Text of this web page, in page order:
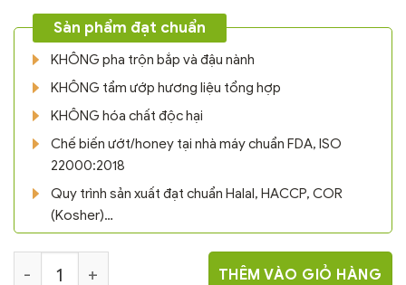
Sản phẩm đạt chuẩn
KHÔNG pha trộn bắp và đậu nành
KHÔNG tẩm ướp hương liệu tổng hợp
KHÔNG hóa chất độc hại
Chế biến ướt/honey tại nhà máy chuẩn FDA, ISO
22000:2018
Quy trình sản xuất đạt chuẩn Halal, HACCP, COR
(Kosher)…
Cà phê rang xay nguyên chất Hello 5 Coffee
THÊM VÀO GIỎ HÀNG